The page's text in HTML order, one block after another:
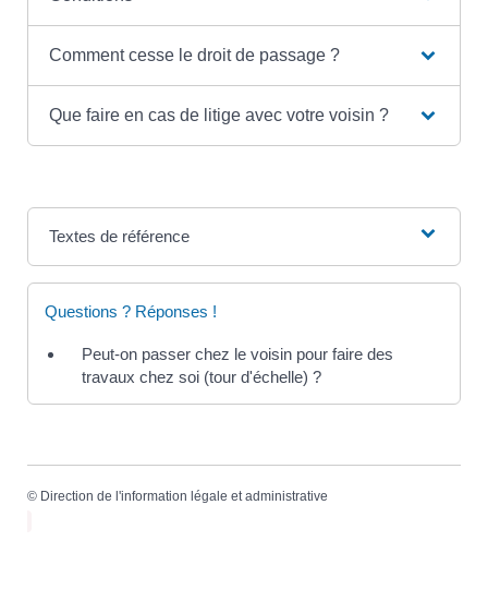
Comment cesse le droit de passage ?
Que faire en cas de litige avec votre voisin ?
Textes de référence
Questions ? Réponses !
Peut-on passer chez le voisin pour faire des
travaux chez soi (tour d'échelle) ?
© Direction de l'information légale et administrative